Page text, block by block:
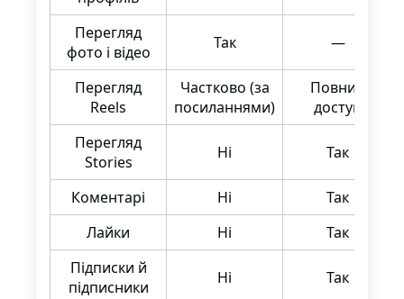
Перегляд
фото і відео
Так —
Перегляд
Reels
Частково (за
посиланнями)
Повний
доступ
Перегляд
Stories
Ні Так
Коментарі Ні
Так
Лайки
Ні
Так
Підписки й
підписники
Ні Так